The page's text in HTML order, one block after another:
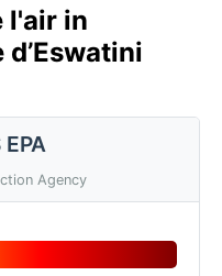
l'air in
Agency